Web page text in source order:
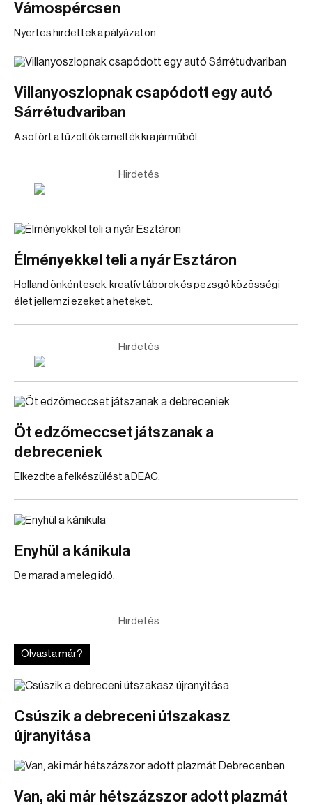
Vámospércsen
Nyertes hirdettek a pályázaton.
Villanyoszlopnak csapódott egy autó
Sárrétudvariban
A sofőrt a tűzoltók emelték ki a járműből.
Hirdetés
Élményekkel teli a nyár Esztáron
Holland önkéntesek, kreatív táborok és pezsgő közösségi
élet jellemzi ezeket a heteket.
Hirdetés
Öt edzőmeccset játszanak a
debreceniek
Elkezdte a felkészülést a DEAC.
Enyhül a kánikula
De marad a meleg idő.
Hirdetés
Olvasta már?
Csúszik a debreceni útszakasz
újranyitása
Van, aki már hétszázszor adott plazmát